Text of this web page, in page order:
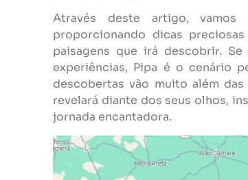
Através deste artigo, vamos
proporcionando dicas
paisagens que irá descobrir.
experiências, Pipa é o cenário
descobertas vão muito além
revelará diante dos seus olhos,
jornada encantadora.